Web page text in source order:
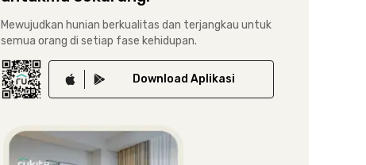
Mewujudkan hunian berkualitas dan terjangkau untuk
semua orang di setiap fase kehidupan.
Download Aplikasi